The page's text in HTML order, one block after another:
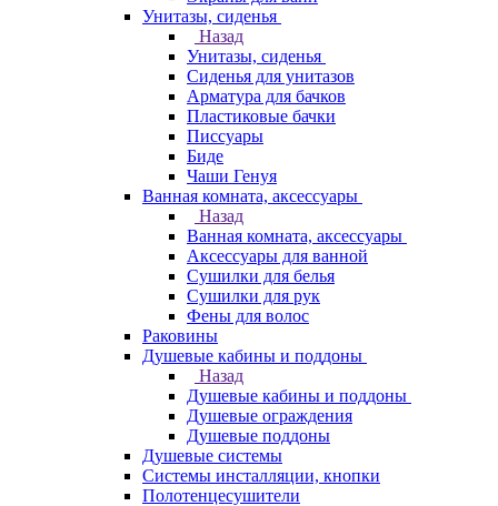
Унитазы, сиденья
Назад
Унитазы, сиденья
Сиденья для унитазов
Арматура для бачков
Пластиковые бачки
Писсуары
Биде
Чаши Генуя
Ванная комната, аксессуары
Назад
Ванная комната, аксессуары
Аксессуары для ванной
Сушилки для белья
Сушилки для рук
Фены для волос
Раковины
Душевые кабины и поддоны
Назад
Душевые кабины и поддоны
Душевые ограждения
Душевые поддоны
Душевые системы
Системы инсталляции, кнопки
Полотенцесушители